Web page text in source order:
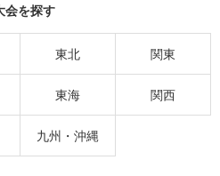
会を探す
東北 関東
東海 関西
九州・沖縄